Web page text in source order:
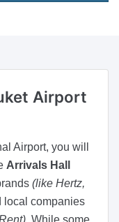
Airport
Airport, you will
Arrivals Hall
(like Hertz,
companies
. While some